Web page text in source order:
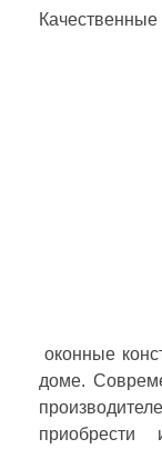
оконные
доме.
приобрести